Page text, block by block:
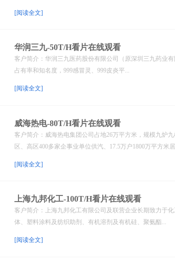
[阅读全文]
华润三九-50T/H看片在线观看
客户简介：华润三九医药股份有限公司（原深圳三九药业
占有率和知名度，999感冒灵、999皮炎平...
[阅读全文]
威海热电-80T/H看片在线观看
客户简介：威海热电集团公司占地26万平方米，规模九炉
区、高区400多家企事业单位供汽、17.5万户1800万平方米
[阅读全文]
上海九邦化工-100T/H看片在线观看
客户简介：上海九邦化工有限公司及联营企业长期致力于
体、塑料涂料及纺织助剂、有机溶剂及有机硅、聚氨酯...
[阅读全文]